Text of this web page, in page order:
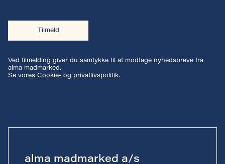
Tilmeld
Ved tilmelding giver du samtykke til at modtage nyhedsbreve fra
alma madmarked.
Se vores Cookie- og privatlivspolitik.
alma madmarked a/s